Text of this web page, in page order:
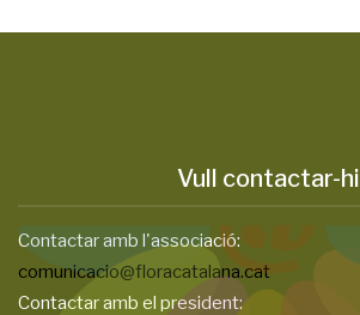
Vull contactar-hi
Contactar amb l'associació:
comunicacio@floracatalana.cat
Contactar amb el president: